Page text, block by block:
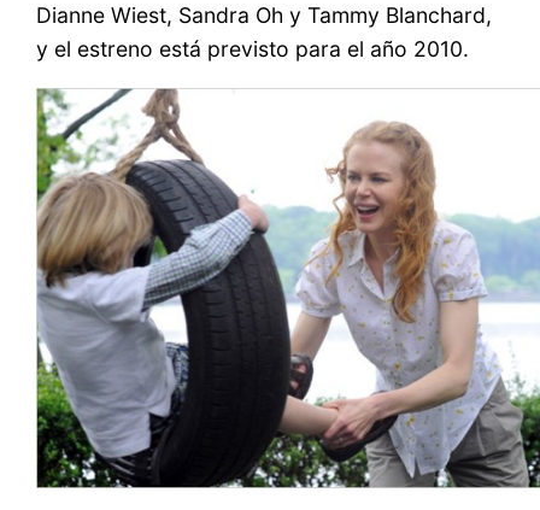
Dianne Wiest, Sandra Oh y Tammy Blanchard,
y el estreno está previsto para el año 2010.